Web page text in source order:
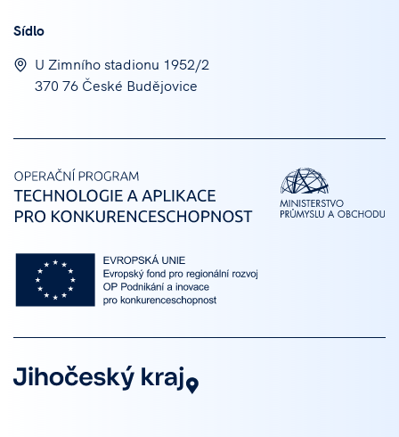
Sídlo
U Zimního stadionu 1952/2
370 76 České Budějovice